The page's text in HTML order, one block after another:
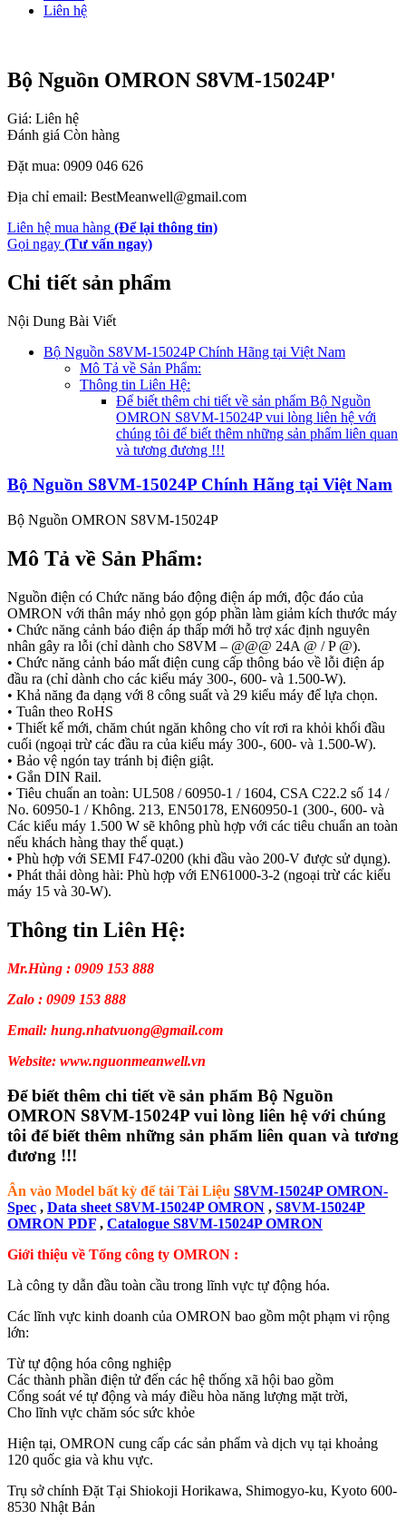
Liên hệ
Bộ Nguồn OMRON S8VM-15024P'
Giá: Liên hệ
Đánh giá Còn hàng
Đặt mua: 0909 046 626
Địa chỉ email: BestMeanwell@gmail.com
Liên hệ mua hàng (Để lại thông tin)
Gọi ngay (Tư vấn ngay)
Chi tiết sản phẩm
Nội Dung Bài Viết
Bộ Nguồn S8VM-15024P Chính Hãng tại Việt Nam
Mô Tả về Sản Phẩm:
Thông tin Liên Hệ:
Để biết thêm chi tiết về sản phẩm Bộ Nguồn
OMRON S8VM-15024P vui lòng liên hệ với
chúng tôi để biết thêm những sản phẩm liên quan
và tương đương !!!
Bộ Nguồn S8VM-15024P Chính Hãng tại Việt Nam
Bộ Nguồn OMRON S8VM-15024P
Mô Tả về Sản Phẩm:
Nguồn điện có Chức năng báo động điện áp mới, độc đáo của
OMRON với thân máy nhỏ gọn góp phần làm giảm kích thước máy
• Chức năng cảnh báo điện áp thấp mới hỗ trợ xác định nguyên
nhân gây ra lỗi (chỉ dành cho S8VM – @@@ 24A @ / P @).
• Chức năng cảnh báo mất điện cung cấp thông báo về lỗi điện áp
đầu ra (chỉ dành cho các kiểu máy 300-, 600- và 1.500-W).
• Khả năng đa dạng với 8 công suất và 29 kiểu máy để lựa chọn.
• Tuân theo RoHS
• Thiết kế mới, chăm chút ngăn không cho vít rơi ra khỏi khối đầu
cuối (ngoại trừ các đầu ra của kiểu máy 300-, 600- và 1.500-W).
• Bảo vệ ngón tay tránh bị điện giật.
• Gắn DIN Rail.
• Tiêu chuẩn an toàn: UL508 / 60950-1 / 1604, CSA C22.2 số 14 /
No. 60950-1 / Không. 213, EN50178, EN60950-1 (300-, 600- và
Các kiểu máy 1.500 W sẽ không phù hợp với các tiêu chuẩn an toàn
nếu khách hàng thay thế quạt.)
• Phù hợp với SEMI F47-0200 (khi đầu vào 200-V được sử dụng).
• Phát thải dòng hài: Phù hợp với EN61000-3-2 (ngoại trừ các kiểu
máy 15 và 30-W).
Thông tin Liên Hệ:
Mr.Hùng : 0909 153 888
Zalo : 0909 153 888
Email: hung.nhatvuong@gmail.com
Website: www.nguonmeanwell.vn
Để biết thêm chi tiết về sản phẩm Bộ Nguồn
OMRON S8VM-15024P vui lòng liên hệ với chúng
tôi để biết thêm những sản phẩm liên quan và tương
đương !!!
Ân vào Model bất kỳ để tải Tài Liệu S8VM-15024P OMRON-
Spec , Data sheet S8VM-15024P OMRON , S8VM-15024P
OMRON PDF , Catalogue S8VM-15024P OMRON
Giới thiệu về Tổng công ty OMRON :
Là công ty dẫn đầu toàn cầu trong lĩnh vực tự động hóa.
Các lĩnh vực kinh doanh của OMRON bao gồm một phạm vi rộng
lớn:
Từ tự động hóa công nghiệp
Các thành phần điện tử đến các hệ thống xã hội bao gồm
Cổng soát vé tự động và máy điều hòa năng lượng mặt trời,
Cho lĩnh vực chăm sóc sức khỏe
Hiện tại, OMRON cung cấp các sản phẩm và dịch vụ tại khoảng
120 quốc gia và khu vực.
Trụ sở chính Đặt Tại Shiokoji Horikawa, Shimogyo-ku, Kyoto 600-
8530 Nhật Bản